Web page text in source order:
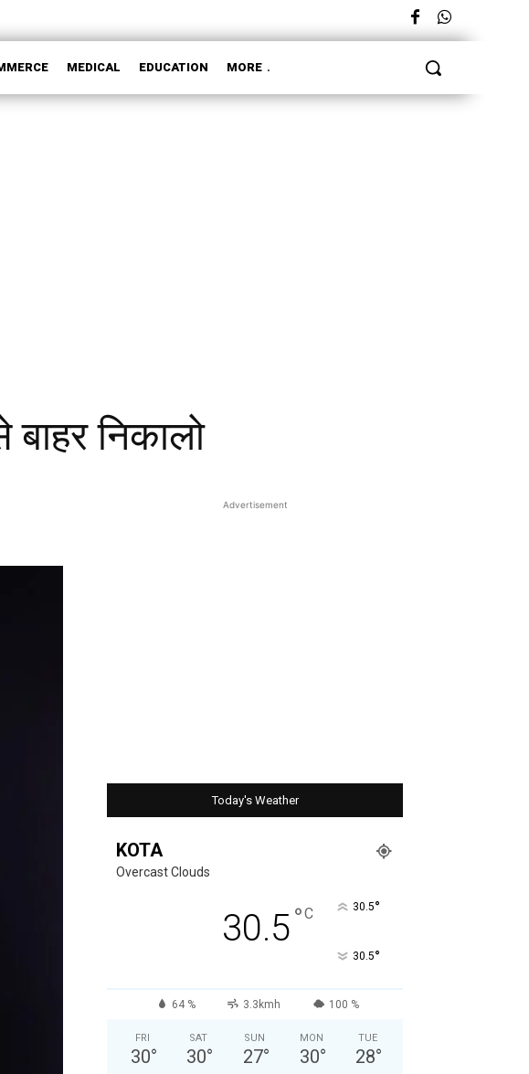
MEDICAL EDUCATION MORE
निकालो
Advertisement
Today's Weather
KOTA
Overcast Clouds
30.5°C 30.5°
30.5°
64 % 3.3kmh 100 %
FRI
30°
SAT
30°
SUN
27°
MON
30°
TUE
28°